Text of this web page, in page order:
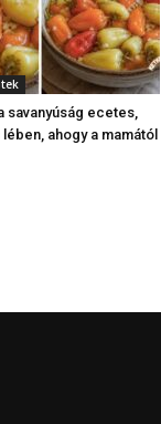
savanyúság ecetes,
ahogy a mamától